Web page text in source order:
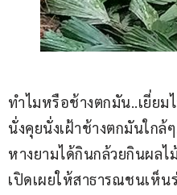
ทำไมหรือช้างตกมัน..เยี่ยม
นั่งคุยนั่งเฝ้าช้างตกมันใกล้
หางยามได้กินกล้วยกินผลไ
เปิดเผยให้สาธารณชนเห็น